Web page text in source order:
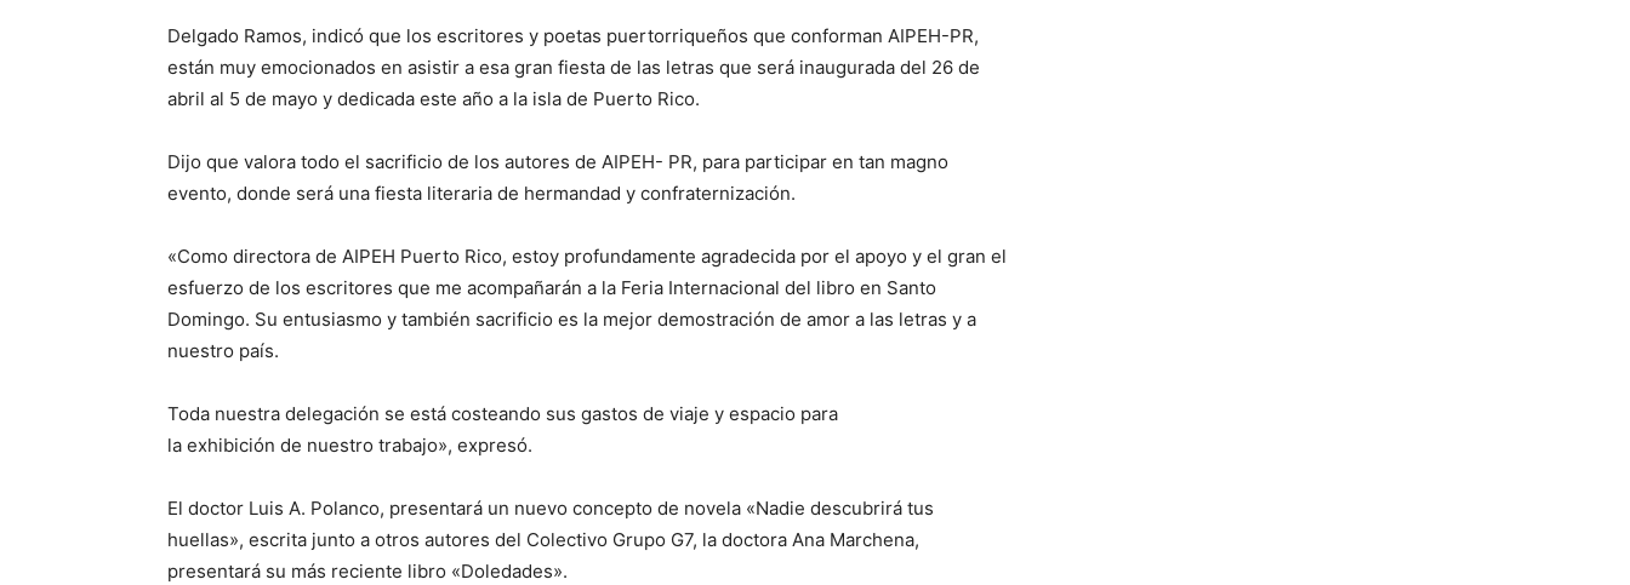
Delgado Ramos, indicó que los escritores y poetas puertorriqueños que conforman AIPEH-PR,
están muy emocionados en asistir a esa gran fiesta de las letras que será inaugurada del 26 de
abril al 5 de mayo y dedicada este año a la isla de Puerto Rico.
Dijo que valora todo el sacrificio de los autores de AIPEH- PR, para participar en tan magno
evento, donde será una fiesta literaria de hermandad y confraternización.
«Como directora de AIPEH Puerto Rico, estoy profundamente agradecida por el apoyo y el gran el
esfuerzo de los escritores que me acompañarán a la Feria Internacional del libro en Santo
Domingo. Su entusiasmo y también sacrificio es la mejor demostración de amor a las letras y a
nuestro país.
Toda nuestra delegación se está costeando sus gastos de viaje y espacio para
la exhibición de nuestro trabajo», expresó.
El doctor Luis A. Polanco, presentará un nuevo concepto de novela «Nadie descubrirá tus
huellas», escrita junto a otros autores del Colectivo Grupo G7, la doctora Ana Marchena,
presentará su más reciente libro «Doledades».